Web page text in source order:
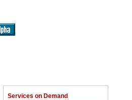
Services on Demand